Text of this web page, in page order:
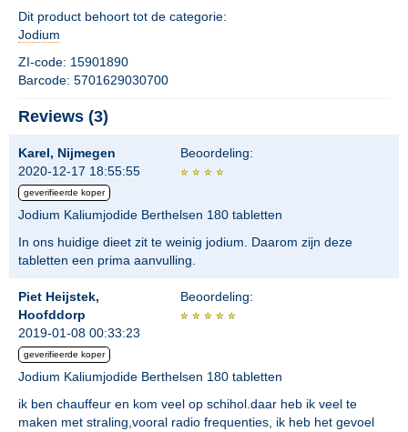
Dit product behoort tot de categorie:
Jodium
ZI-code: 15901890
Barcode: 5701629030700
Reviews (3)
Karel, Nijmegen
2020-12-17 18:55:55
geverifieerde koper
Beoordeling:
Jodium Kaliumjodide Berthelsen 180 tabletten
In ons huidige dieet zit te weinig jodium. Daarom zijn deze
tabletten een prima aanvulling.
Piet Heijstek,
Hoofddorp
2019-01-08 00:33:23
geverifieerde koper
Beoordeling:
Jodium Kaliumjodide Berthelsen 180 tabletten
ik ben chauffeur en kom veel op schihol.daar heb ik veel te
maken met straling,vooral radio frequenties, ik heb het gevoel